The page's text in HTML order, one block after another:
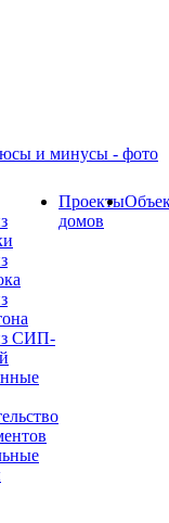
СИП-
Проекты
домов